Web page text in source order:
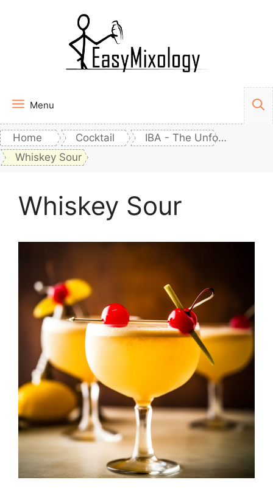
Menu
Home Cocktail
IBA - The Unforgettables
Whiskey Sour
Whiskey Sour